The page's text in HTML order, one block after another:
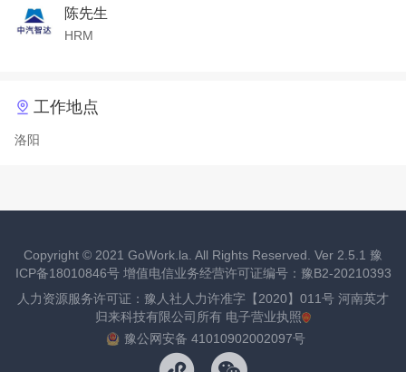
陈先生
HRM
工作地点
洛阳
Copyright © 2021 GoWork.la. All Rights Reserved. Ver 2.5.1 豫
ICP备18010846号增值电信业务经营许可证编号：豫B2-20210393
人力资源服务许可证：豫人社人力许准字【2020】011号 河南英才
归来科技有限公司所有 电子营业执照
豫公网安备 41010902002097号